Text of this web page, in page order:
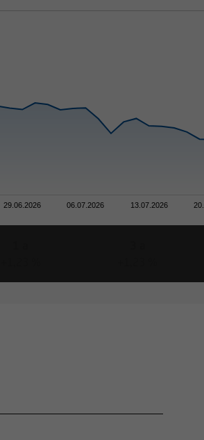
06.07.2026
29.06.2026 13.07.2026
commerciale, vi invitiamo a parlare con
pertanto destinate a persone fisiche o
giurisdizione straniera che prevede
pertanto un'offerta di
di giurisdizioni o stati